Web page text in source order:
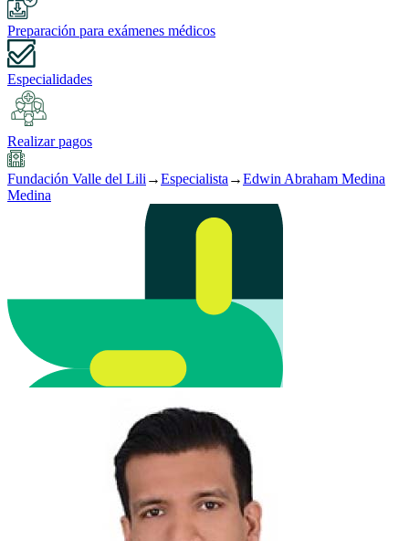
Preparación para exámenes médicos
Especialidades
Realizar pagos
Fundación Valle del Lili →Especialista →Edwin Abraham Medina
Medina